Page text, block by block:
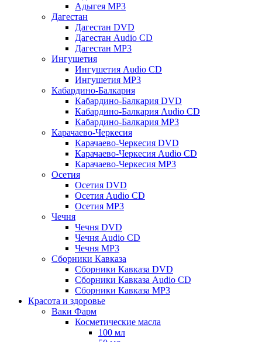
Адыгея MP3
Дагестан
Дагестан DVD
Дагестан Audio CD
Дагестан MP3
Ингушетия
Ингушетия Audio CD
Ингушетия MP3
Кабардино-Балкария
Кабардино-Балкария DVD
Кабардино-Балкария Audio CD
Кабардино-Балкария MP3
Карачаево-Черкесия
Карачаево-Черкесия DVD
Карачаево-Черкесия Audio CD
Карачаево-Черкесия MP3
Осетия
Осетия DVD
Осетия Audio CD
Осетия MP3
Чечня
Чечня DVD
Чечня Audio CD
Чечня MP3
Сборники Кавказа
Сборники Кавказа DVD
Сборники Кавказа Audio CD
Сборники Кавказа MP3
Красота и здоровье
Ваки Фарм
Косметические масла
100 мл